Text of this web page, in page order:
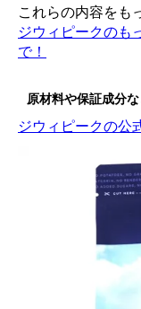
これらの内容をも
ジウィピークのも
で！
原材料や保証成分
ジウィピークの公